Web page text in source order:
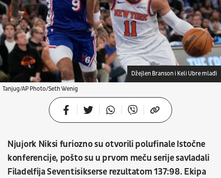
Tanjug/AP Photo/Seth Wenig
Džejlen Branson i Keli Ubre mlađi
Njujork Niksi furiozno su otvorili polufinale Istočne
konferencije, pošto su u prvom meču serije savladali
Filadelfija Seventisikserse rezultatom 137:98. Ekipa